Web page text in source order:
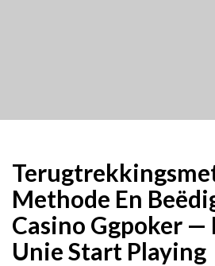
Methode En
Casino Ggpoker —
Unie Start Playing